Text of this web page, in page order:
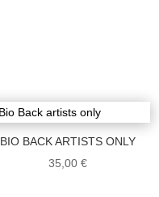
BIO BACK ARTISTS ONLY
35,00 €